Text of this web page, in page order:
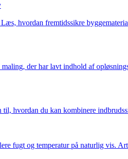
hvordan fremtidssikre
der har lavt indhold af
hvordan du kan kombinere
fugt og temperatur på naturlig